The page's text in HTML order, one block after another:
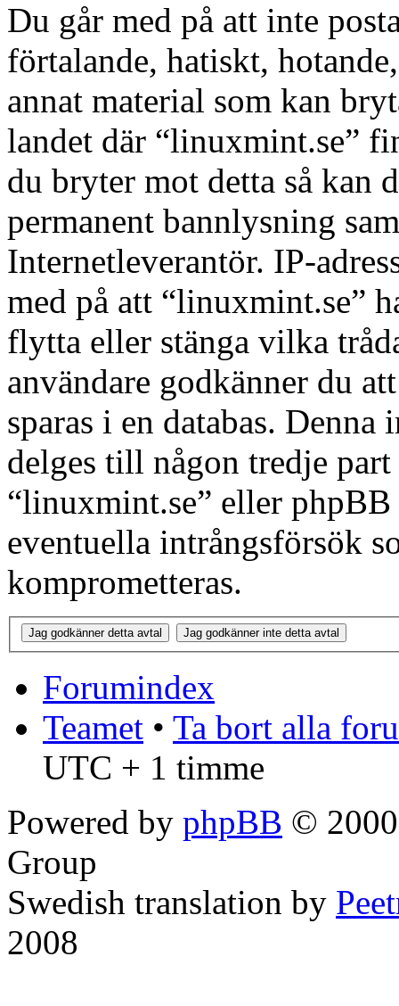
Du går med på att inte
förtalande, hatiskt,
annat material som kan
landet där “linuxmint.se”
du bryter mot detta så kan
permanent bannlysning
Internetleverantör. IP-
med på att “linuxmint.se”
flytta eller stänga vilka
användare godkänner du
sparas i en databas.
delges till någon tredje
“linuxmint.se” eller
eventuella intrångsförsök
komprometteras.
Forumindex
Teamet • Ta bort alla
UTC + 1 timme
Powered by phpBB ©
Group
Swedish translation by
2008